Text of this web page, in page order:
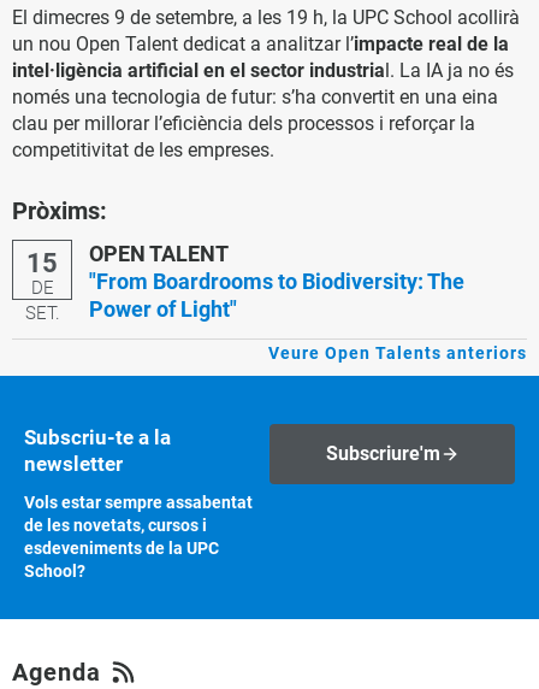
Veure Open Talents anteriors
El dimecres 9 de setembre, a les 19 h, la UPC School acollirà
un nou Open Talent dedicat a analitzar l’impacte real de la
intel·ligència artificial en el sector industria l. La IA ja no és
només una tecnologia de futur: s’ha convertit en una eina
clau per millorar l’eficiència dels processos i reforçar la
competitivitat de les empreses.
Pròxims:
15
DE
SET.
OPEN TALENT
"From Boardrooms to Biodiversity: The
Power of Light"
Subscriu-te a la
newsletter
Vols estar sempre assabentat
de les novetats, cursos i
esdeveniments de la UPC
School?
Subscriure'm
Agenda